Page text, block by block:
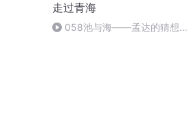
走过青海
058池与海——孟达的猜想与